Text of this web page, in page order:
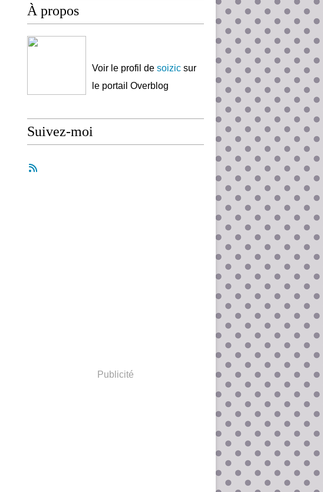
À propos
Voir le profil de soizic sur
le portail Overblog
Suivez-moi
Publicité